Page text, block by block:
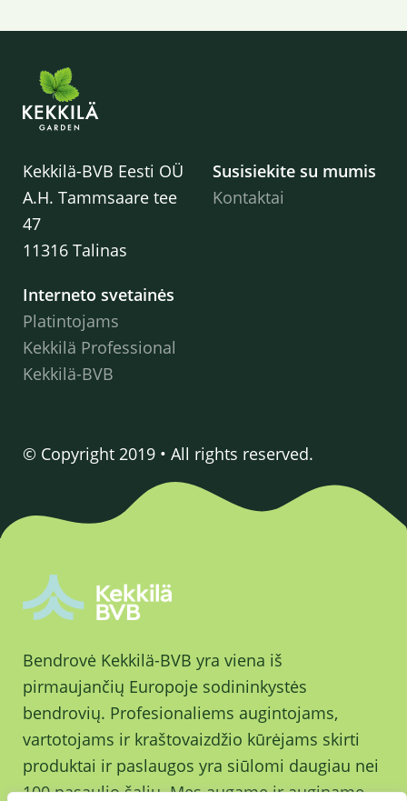
Kekkilä-BVB Eesti OÜ
A.H. Tammsaare tee
47
11316 Talinas
Susisiekite su mumis
Kontaktai
Interneto svetainės
Platintojams
Kekkilä Professional
Kekkilä-BVB
© Copyright 2019 • All rights reserved.
Bendrovė Kekkilä-BVB yra viena iš
pirmaujančių Europoje sodininkystės
bendrovių. Profesionaliems augintojams,
vartotojams ir kraštovaizdžio kūrėjams skirti
produktai ir paslaugos yra siūlomi daugiau nei
100 pasaulio šalių. Mes augame ir auginame